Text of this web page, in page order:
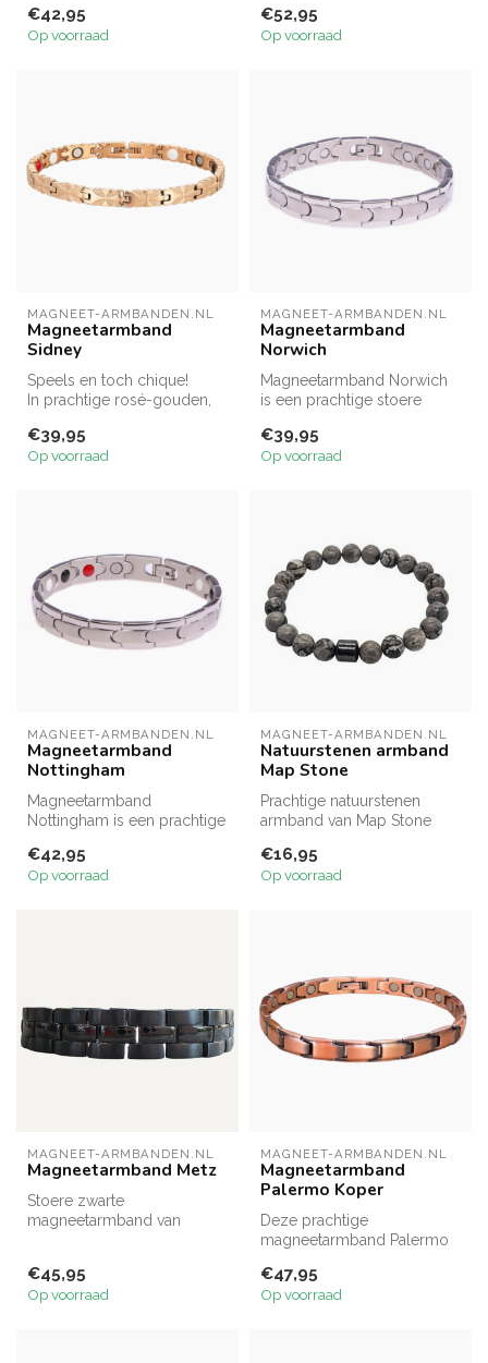
pra...
€42,95
Op voorraad
ma...
€52,95
Op voorraad
MAGNEET-ARMBANDEN.NL
Magneetarmband
Sidney
Speels en toch chique!
In prachtige rosé-gouden,
zilverkleurige...
€39,95
Op voorraad
MAGNEET-ARMBANDEN.NL
Magneetarmband
Norwich
Magneetarmband Norwich
is een prachtige stoere
bestverkope...
€39,95
Op voorraad
MAGNEET-ARMBANDEN.NL
Magneetarmband
Nottingham
Magneetarmband
Nottingham is een prachtige
onze bestverk...
€42,95
Op voorraad
MAGNEET-ARMBANDEN.NL
Natuurstenen armband
Map Stone
Prachtige natuurstenen
armband van Map Stone
tussenkraal. De...
€16,95
Op voorraad
MAGNEET-ARMBANDEN.NL
Magneetarmband Metz
Stoere zwarte
magneetarmband van
€45,95
Op voorraad
MAGNEET-ARMBANDEN.NL
Magneetarmband
Palermo Koper
Deze prachtige
magneetarmband Palermo
prachtige kope...
€47,95
Op voorraad